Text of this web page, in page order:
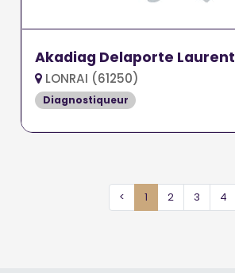
Akadiag Delaporte Laurent
LONRAI (61250)
Diagnostiqueur
< 1 2 3 4